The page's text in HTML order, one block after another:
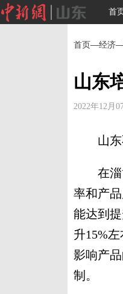
首
首页—经济—
山东
2022年12月
山东不
在淄博
率和产
能达到
升15%
影响产
制。